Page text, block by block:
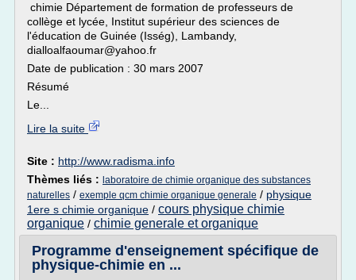
chimie Département de formation de professeurs de
collège et lycée, Institut supérieur des sciences de
l'éducation de Guinée (Isség), Lambandy,
dialloalfaoumar@yahoo.fr
Date de publication : 30 mars 2007
Résumé
Le...
Lire la suite
Site : http://www.radisma.info
Thèmes liés : laboratoire de chimie organique des substances
naturelles / exemple qcm chimie organique generale / physique
1ere s chimie organique / cours physique chimie
organique / chimie generale et organique
Programme d'enseignement spécifique de
physique-chimie en ...